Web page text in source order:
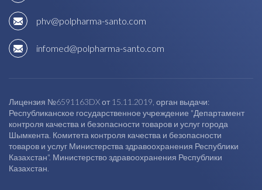
phv@polpharma-santo.com
infomed@polpharma-santo.com
Лицензия №6591163DX от 15.11.2019, орган выдачи:
Республиканское государственное учреждение "Департамент
контроля качества и безопасности товаров и услуг города
Шымкента. Комитета контроля качества и безопасности
товаров и услуг Министерства здравоохранения Республики
Казахстан". Министерство здравоохранения Республики
Казахстан.